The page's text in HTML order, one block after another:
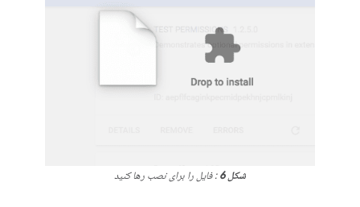
شکل 6 : فایل را برای نصب رها کنید